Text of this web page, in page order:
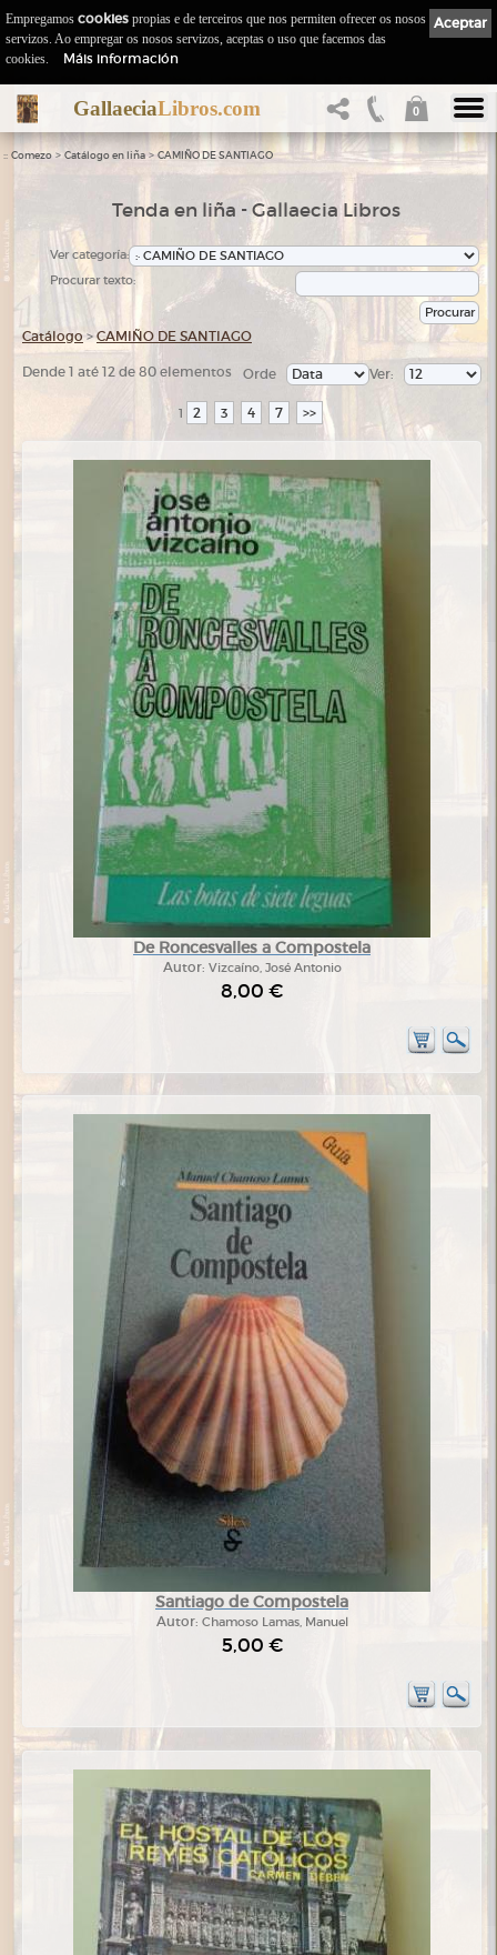
GallaeciaLibros.com 0
:: Comezo > Catálogo en liña > CAMIÑO DE SANTIAGO
Tenda en liña - Gallaecia Libros
Ver categoría:
Procurar texto:
Catálogo >CAMIÑO DE SANTIAGO
Dende 1 até 12 de 80 elementos Ver:
Orde
1 2 3 4 7 >>
De Roncesvalles a Compostela
Autor: Vizcaíno, José Antonio
8,00 €
Santiago de Compostela
Autor: Chamoso Lamas, Manuel
5,00 €
Aceptar
Empregamos cookies propias e de terceiros que nos permiten ofrecer os nosos
servizos. Ao empregar os nosos servizos, aceptas o uso que facemos das
cookies.
Máis información